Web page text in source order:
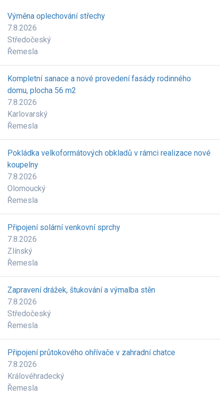
Výměna oplechování střechy
7.8.2026
Středočeský
Řemesla
Kompletní sanace a nové provedení fasády rodinného
domu, plocha 56 m2
7.8.2026
Karlovarský
Řemesla
Pokládka velkoformátových obkladů v rámci realizace nové
koupelny
7.8.2026
Olomoucký
Řemesla
Připojení solární venkovní sprchy
7.8.2026
Zlínský
Řemesla
Zapravení drážek, štukování a výmalba stěn
7.8.2026
Středočeský
Řemesla
Připojení průtokového ohřívače v zahradní chatce
7.8.2026
Královéhradecký
Řemesla